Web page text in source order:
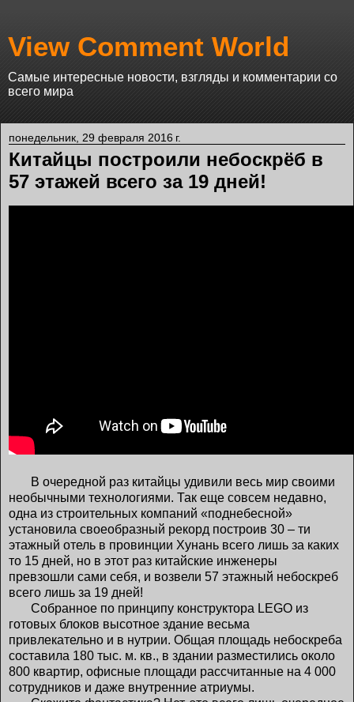
View Comment World
Самые интересные новости, взгляды и комментарии со
всего мира
понедельник, 29 февраля 2016 г.
Китайцы построили небоскрёб в
57 этажей всего за 19 дней!
В очередной раз китайцы удивили весь мир своими
необычными технологиями. Так еще совсем недавно,
одна из строительных компаний «поднебесной»
установила своеобразный рекорд построив 30 – ти
этажный отель в провинции Хунань всего лишь за каких
то 15 дней, но в этот раз китайские инженеры
превзошли сами себя, и возвели 57 этажный небоскреб
всего лишь за 19 дней!
Собранное по принципу конструктора LEGO из
готовых блоков высотное здание весьма
привлекательно и в нутрии. Общая площадь небоскреба
составила 180 тыс. м. кв., в здании разместились около
800 квартир, офисные площади рассчитанные на 4 000
сотрудников и даже внутренние атриумы.